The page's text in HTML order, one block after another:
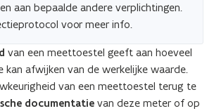
o
p
e
n
aan bepaalde andere verplichtingen.
voor meer info.
van een meettoestel geeft aan hoeveel
kan afwijken van de werkelijke waarde.
van een meettoestel terug te
documentatie van deze meter of op